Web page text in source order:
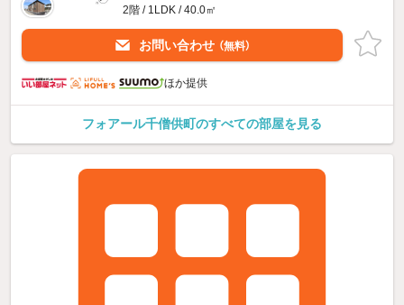
2階 / 1LDK / 40.0㎡
お問い合わせ （無料）
ほか提供
フォアール千僧供町のすべての部屋を見る